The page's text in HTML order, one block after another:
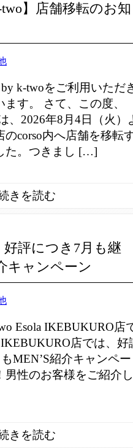
two】店舗移転のお知
k-twoをご利用いただ
す。 さて、この度、
、2026年8月4日（火）
のcorso内へ店舗を移転
た。つきまし […]
好評につき7月も継
キャンペーン
Esola IKEBUKURO店
店では、好
MEN’S紹介キャンペー
男性のお客様をご紹介し